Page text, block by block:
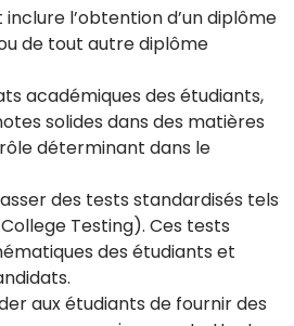
l’obtention d’un diplôme
de tout autre diplôme
académiques des étudiants,
solides dans des matières
déterminant dans le
des tests standardisés tels
Testing). Ces tests
des étudiants et
aux étudiants de fournir des